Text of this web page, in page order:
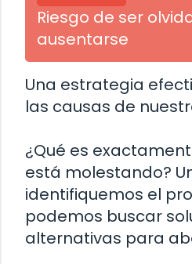
Riesgo de ser
ausentarse
Una estrategia
las causas de
¿Qué es
está molestando?
identifiquemos el
podemos buscar
alternativas para